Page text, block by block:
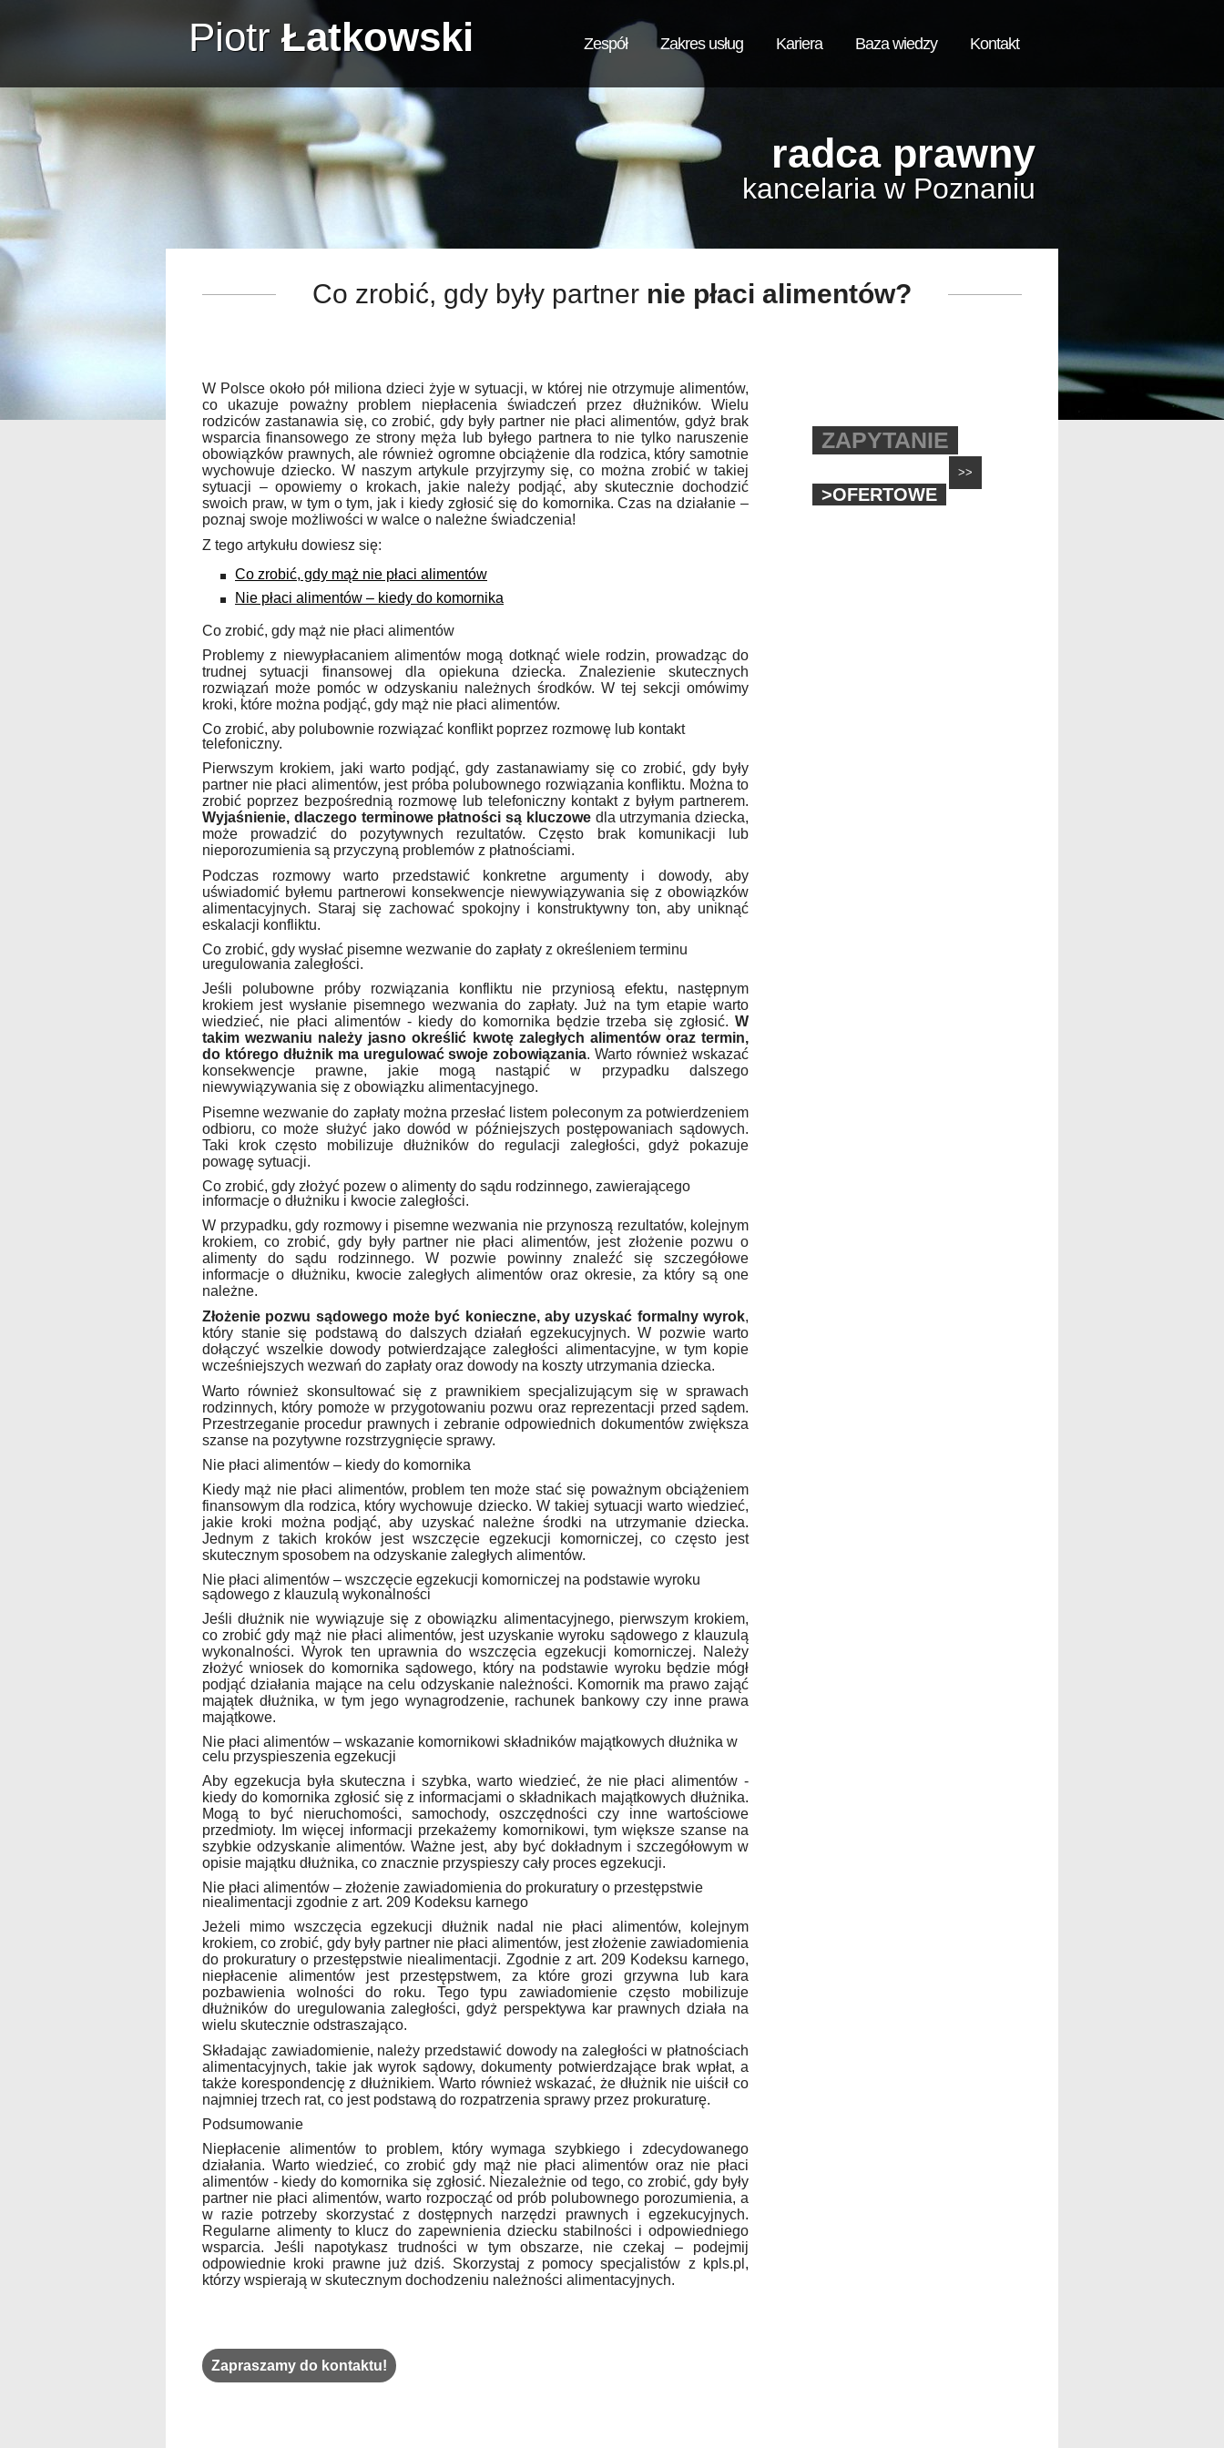
Piotr Łatkowski Zespół Zakres usług Kariera Baza wiedzy Kontakt
radca prawny
kancelaria w Poznaniu
Co zrobić, gdy były partner nie płaci alimentów?
W Polsce około pół miliona dzieci żyje w sytuacji, w której nie otrzymuje alimentów,
co ukazuje poważny problem niepłacenia świadczeń przez dłużników. Wielu
rodziców zastanawia się, co zrobić, gdy były partner nie płaci alimentów, gdyż brak
wsparcia finansowego ze strony męża lub byłego partnera to nie tylko naruszenie
obowiązków prawnych, ale również ogromne obciążenie dla rodzica, który samotnie
wychowuje dziecko. W naszym artykule przyjrzymy się, co można zrobić w takiej
sytuacji – opowiemy o krokach, jakie należy podjąć, aby skutecznie dochodzić
swoich praw, w tym o tym, jak i kiedy zgłosić się do komornika. Czas na działanie –
poznaj swoje możliwości w walce o należne świadczenia!
Z tego artykułu dowiesz się:
Co zrobić, gdy mąż nie płaci alimentów
Nie płaci alimentów – kiedy do komornika
Co zrobić, gdy mąż nie płaci alimentów
Problemy z niewypłacaniem alimentów mogą dotknąć wiele rodzin, prowadząc do
trudnej sytuacji finansowej dla opiekuna dziecka. Znalezienie skutecznych
rozwiązań może pomóc w odzyskaniu należnych środków. W tej sekcji omówimy
kroki, które można podjąć, gdy mąż nie płaci alimentów.
Co zrobić, aby polubownie rozwiązać konflikt poprzez rozmowę lub kontakt
telefoniczny.
Pierwszym krokiem, jaki warto podjąć, gdy zastanawiamy się co zrobić, gdy były
partner nie płaci alimentów, jest próba polubownego rozwiązania konfliktu. Można to
zrobić poprzez bezpośrednią rozmowę lub telefoniczny kontakt z byłym partnerem.
Wyjaśnienie, dlaczego terminowe płatności są kluczowedla utrzymania dziecka,
może prowadzić do pozytywnych rezultatów. Często brak komunikacji lub
nieporozumienia są przyczyną problemów z płatnościami.
Podczas rozmowy warto przedstawić konkretne argumenty i dowody, aby
uświadomić byłemu partnerowi konsekwencje niewywiązywania się z obowiązków
alimentacyjnych. Staraj się zachować spokojny i konstruktywny ton, aby uniknąć
eskalacji konfliktu.
Co zrobić, gdy wysłać pisemne wezwanie do zapłaty z określeniem terminu
uregulowania zaległości.
Jeśli polubowne próby rozwiązania konfliktu nie przyniosą efektu, następnym
krokiem jest wysłanie pisemnego wezwania do zapłaty. Już na tym etapie warto
wiedzieć, nie płaci alimentów - kiedy do komornika będzie trzeba się zgłosić. W
takim wezwaniu należy jasno określić kwotę zaległych alimentów oraz termin,
do którego dłużnik ma uregulować swoje zobowiązania. Warto również wskazać
konsekwencje prawne, jakie mogą nastąpić w przypadku dalszego
niewywiązywania się z obowiązku alimentacyjnego.
Pisemne wezwanie do zapłaty można przesłać listem poleconym za potwierdzeniem
odbioru, co może służyć jako dowód w późniejszych postępowaniach sądowych.
Taki krok często mobilizuje dłużników do regulacji zaległości, gdyż pokazuje
powagę sytuacji.
Co zrobić, gdy złożyć pozew o alimenty do sądu rodzinnego, zawierającego
informacje o dłużniku i kwocie zaległości.
W przypadku, gdy rozmowy i pisemne wezwania nie przynoszą rezultatów, kolejnym
krokiem, co zrobić, gdy były partner nie płaci alimentów, jest złożenie pozwu o
alimenty do sądu rodzinnego. W pozwie powinny znaleźć się szczegółowe
informacje o dłużniku, kwocie zaległych alimentów oraz okresie, za który są one
należne.
Złożenie pozwu sądowego może być konieczne, aby uzyskać formalny wyrok,
który stanie się podstawą do dalszych działań egzekucyjnych. W pozwie warto
dołączyć wszelkie dowody potwierdzające zaległości alimentacyjne, w tym kopie
wcześniejszych wezwań do zapłaty oraz dowody na koszty utrzymania dziecka.
Warto również skonsultować się z prawnikiem specjalizującym się w sprawach
rodzinnych, który pomoże w przygotowaniu pozwu oraz reprezentacji przed sądem.
Przestrzeganie procedur prawnych i zebranie odpowiednich dokumentów zwiększa
szanse na pozytywne rozstrzygnięcie sprawy.
Nie płaci alimentów – kiedy do komornika
Kiedy mąż nie płaci alimentów, problem ten może stać się poważnym obciążeniem
finansowym dla rodzica, który wychowuje dziecko. W takiej sytuacji warto wiedzieć,
jakie kroki można podjąć, aby uzyskać należne środki na utrzymanie dziecka.
Jednym z takich kroków jest wszczęcie egzekucji komorniczej, co często jest
skutecznym sposobem na odzyskanie zaległych alimentów.
Nie płaci alimentów – wszczęcie egzekucji komorniczej na podstawie wyroku
sądowego z klauzulą wykonalności
Jeśli dłużnik nie wywiązuje się z obowiązku alimentacyjnego, pierwszym krokiem,
co zrobić gdy mąż nie płaci alimentów, jest uzyskanie wyroku sądowego z klauzulą
wykonalności. Wyrok ten uprawnia do wszczęcia egzekucji komorniczej. Należy
złożyć wniosek do komornika sądowego, który na podstawie wyroku będzie mógł
podjąć działania mające na celu odzyskanie należności. Komornik ma prawo zająć
majątek dłużnika, w tym jego wynagrodzenie, rachunek bankowy czy inne prawa
majątkowe.
Nie płaci alimentów – wskazanie komornikowi składników majątkowych dłużnika w
celu przyspieszenia egzekucji
Aby egzekucja była skuteczna i szybka, warto wiedzieć, że nie płaci alimentów -
kiedy do komornika zgłosić się z informacjami o składnikach majątkowych dłużnika.
Mogą to być nieruchomości, samochody, oszczędności czy inne wartościowe
przedmioty. Im więcej informacji przekażemy komornikowi, tym większe szanse na
szybkie odzyskanie alimentów. Ważne jest, aby być dokładnym i szczegółowym w
opisie majątku dłużnika, co znacznie przyspieszy cały proces egzekucji.
Nie płaci alimentów – złożenie zawiadomienia do prokuratury o przestępstwie
niealimentacji zgodnie z art. 209 Kodeksu karnego
Jeżeli mimo wszczęcia egzekucji dłużnik nadal nie płaci alimentów, kolejnym
krokiem, co zrobić, gdy były partner nie płaci alimentów, jest złożenie zawiadomienia
do prokuratury o przestępstwie niealimentacji. Zgodnie z art. 209 Kodeksu karnego,
niepłacenie alimentów jest przestępstwem, za które grozi grzywna lub kara
pozbawienia wolności do roku. Tego typu zawiadomienie często mobilizuje
dłużników do uregulowania zaległości, gdyż perspektywa kar prawnych działa na
wielu skutecznie odstraszająco.
Składając zawiadomienie, należy przedstawić dowody na zaległości w płatnościach
alimentacyjnych, takie jak wyrok sądowy, dokumenty potwierdzające brak wpłat, a
także korespondencję z dłużnikiem. Warto również wskazać, że dłużnik nie uiścił co
najmniej trzech rat, co jest podstawą do rozpatrzenia sprawy przez prokuraturę.
Podsumowanie
Niepłacenie alimentów to problem, który wymaga szybkiego i zdecydowanego
działania. Warto wiedzieć, co zrobić gdy mąż nie płaci alimentów oraz nie płaci
alimentów - kiedy do komornika się zgłosić. Niezależnie od tego, co zrobić, gdy były
partner nie płaci alimentów, warto rozpocząć od prób polubownego porozumienia, a
w razie potrzeby skorzystać z dostępnych narzędzi prawnych i egzekucyjnych.
Regularne alimenty to klucz do zapewnienia dziecku stabilności i odpowiedniego
wsparcia. Jeśli napotykasz trudności w tym obszarze, nie czekaj – podejmij
odpowiednie kroki prawne już dziś. Skorzystaj z pomocy specjalistów z kpls.pl,
którzy wspierają w skutecznym dochodzeniu należności alimentacyjnych.
Zapraszamy do kontaktu!
ZAPYTANIE
>OFERTOWE
>>